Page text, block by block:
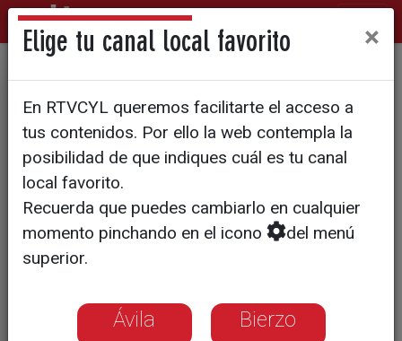
La nueva oficina del padrón
abre sus puertas hasta el 30
de junio
Elige tu canal local favorito ×
En RTVCYL queremos facilitarte el acceso a
tus contenidos. Por ello la web contempla la
posibilidad de que indiques cuál es tu canal
local favorito.
Recuerda que puedes cambiarlo en cualquier
momento pinchando en el icono
del menú
superior.
Ávila Bierzo